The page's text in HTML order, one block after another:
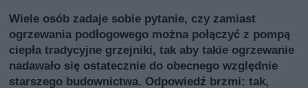
Wiele osób zadaje sobie pytanie, czy zamiast
ogrzewania podłogowego można połączyć z pompą
ciepła tradycyjne grzejniki, tak aby takie ogrzewanie
nadawało się ostatecznie do obecnego względnie
starszego budownictwa. Odpowiedź brzmi: tak,